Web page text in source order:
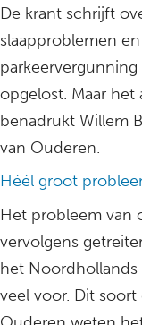
De krant schrijft
slaapproblemen
opgelost. Maar
benadrukt Willem
van Ouderen.
Héél groot
Het probleem van
vervolgens
het Noordhollands
veel voor. Dit soort